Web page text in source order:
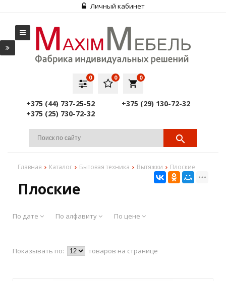
Личный кабинет
local_grocery_store
0
0
0
+375 (44) 737-25-52
+375 (29) 130-72-32
+375 (25) 730-72-32
Главная Каталог Бытовая техника Вытяжки Плоские
Плоские
По дате По алфавиту По цене
Показывать по: товаров на странице